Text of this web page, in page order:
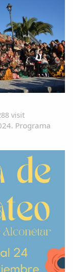
visit
Programa